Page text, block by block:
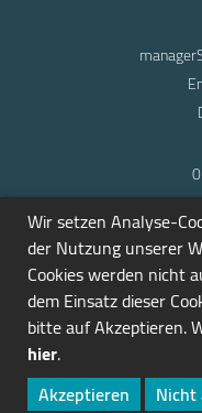
Wir setzen Analyse-
der Nutzung unserer
Cookies werden nicht
dem Einsatz dieser
bitte auf Akzeptieren.
hier.
Akzeptieren